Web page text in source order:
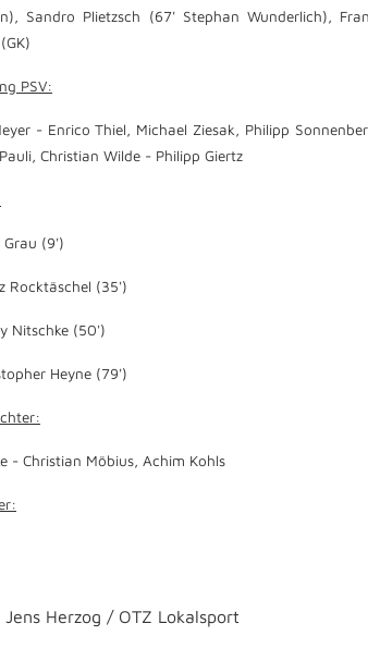
Sandro Plietzsch (67' Stephan Wunderlich),
PSV:
- Enrico Thiel, Michael Ziesak, Philipp
Christian Wilde - Philipp Giertz
Grau (9')
Rocktäschel (35')
Nitschke (50')
Heyne (79')
- Christian Möbius, Achim Kohls
Jens Herzog / OTZ Lokalsport